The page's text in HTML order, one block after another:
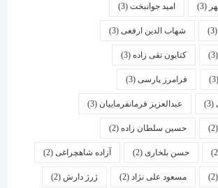
امید جوانبخت(3)
شهاب الدین ارفعی(3)
کتایون تقی زاده(3)
فرامرز پارسی(3)
عبدالعزیز فرمانفرماییان(3)
حسین سلطان زاده(2)
حسن بلخاری(2) آزاده شاهچراغی(2)
مسعود علی نژاد(2) ژرژ دارش (2)